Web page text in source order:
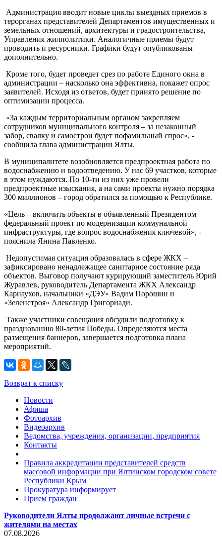
Администрация вводит новые циклы выездных приемов в
терорганах представителей Департаментов имущественных и
земельных отношений, архитектуры и градостроительства,
Управления жилполитики. Аналогичные приемы будут
проводить и ресурсники. Графики будут опубликованы
дополнительно.
Кроме того, будет проведет срез по работе Единого окна в
администрации – насколько она эффективна, покажет опрос
заявителей. Исходя из ответов, будет принято решение по
оптимизации процесса.
«За каждым территориальным органом закрепляем
сотрудников муниципального контроля – за незаконный
забор, свалку и самострои будет пофамильный спрос», -
сообщила глава администрации Ялты.
В муниципалитете возобновляется предпроектная работа по
водоснабжению и водоотведению. У нас 69 участков, которые
в этом нуждаются. По 10-ти из них уже провели
предпроектные изыскания, а на сами проекты нужно порядка
300 миллионов – город обратился за помощью к Республике.
«Цель – включить объекты в объявленный Президентом
федеральный проект по модернизации коммунальной
инфраструктуры, где вопрос водоснабжения ключевой», -
пояснила Янина Павленко.
Недопустимая ситуация образовалась в сфере ЖКХ –
зафиксировано ненадлежащее санитарное состояние ряда
объектов. Выговор получают курирующий заместитель Юрий
Журавлев, руководитель Департамента ЖКХ Александр
Карнаухов, начальники «ДЭУ» Вадим Порошин и
«Зеленстроя» Александр Григориади.
Также участники совещания обсудили подготовку к
празднованию 80-летия Победы. Определяются места
размещения баннеров, завершается подготовка плана
мероприятий.
Возврат к списку
Новости
Афиша
Фотоархив
Видеоархив
Ведомства, учреждения, организации, предприятия
Контакты
Правила аккредитации представителей средств
массовой информации при Ялтинском городском совете
Республики Крым
Прокуратура информирует
Прием граждан
Руководители Ялты продолжают личные встречи с
жителями на местах
07.08.2026